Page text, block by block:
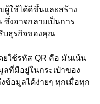
ผู้ใช้ได้ดีขึ้นและสร้าง
งอาจกลายเป็นการ
บธุรกิจของคุณ
ยใช้รหัส QR คือ มันเน้น
ที่มีอยู่ในกระเป๋าของ
ข้อมูลได้ง่ายๆ ทุกเมื่อทุก